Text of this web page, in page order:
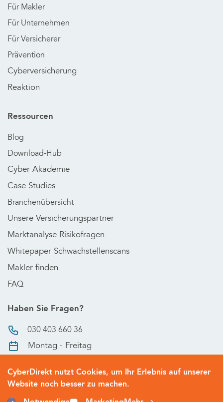
Für Makler
Für Unternehmen
Für Versicherer
Prävention
Cyberversicherung
Reaktion
Ressourcen
Blog
Download-Hub
Cyber Akademie
Case Studies
Branchenübersicht
Unsere Versicherungspartner
Marktanalyse Risikofragen
Whitepaper Schwachstellenscans
Makler finden
FAQ
Haben Sie Fragen?
030 403 660 36
Montag - Freitag
CyberDirekt nutzt Cookies, um Ihr Erlebnis auf unserer
Website noch besser zu machen.